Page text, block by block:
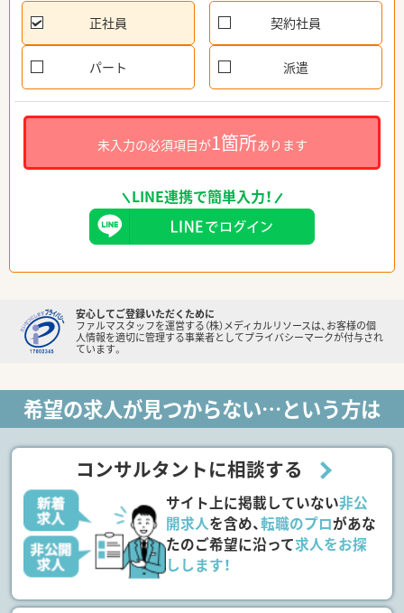
正社員 契約社員
パート 派遣
未入力の必須項目が1箇所あります
LINE連携で簡単入力！
安心してご登録いただくために
ファルマスタッフを運営する（株）メディカルリソースは、お客様の個
人情報を適切に管理する事業者としてプライバシーマークが付与され
ています。
希望の求人が見つからない…という方は
コンサルタントに相談する
サイト上に掲載していない非公
開求人を含め、転職のプロがあな
たのご希望に沿って求人をお探
しします！